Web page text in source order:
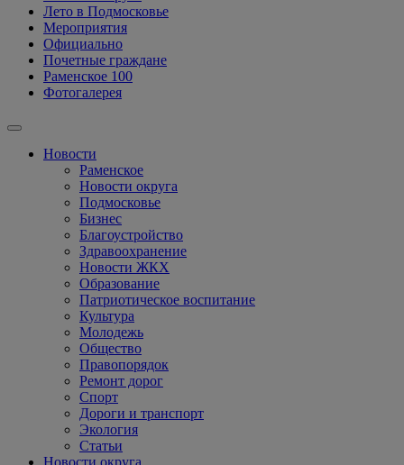
Лето в Подмосковье
Мероприятия
Официально
Почетные граждане
Раменское 100
Фотогалерея
Новости
Раменское
Новости округа
Подмосковье
Бизнес
Благоустройство
Здравоохранение
Новости ЖКХ
Образование
Патриотическое воспитание
Культура
Молодежь
Общество
Правопорядок
Ремонт дорог
Спорт
Дороги и транспорт
Экология
Статьи
Новости округа